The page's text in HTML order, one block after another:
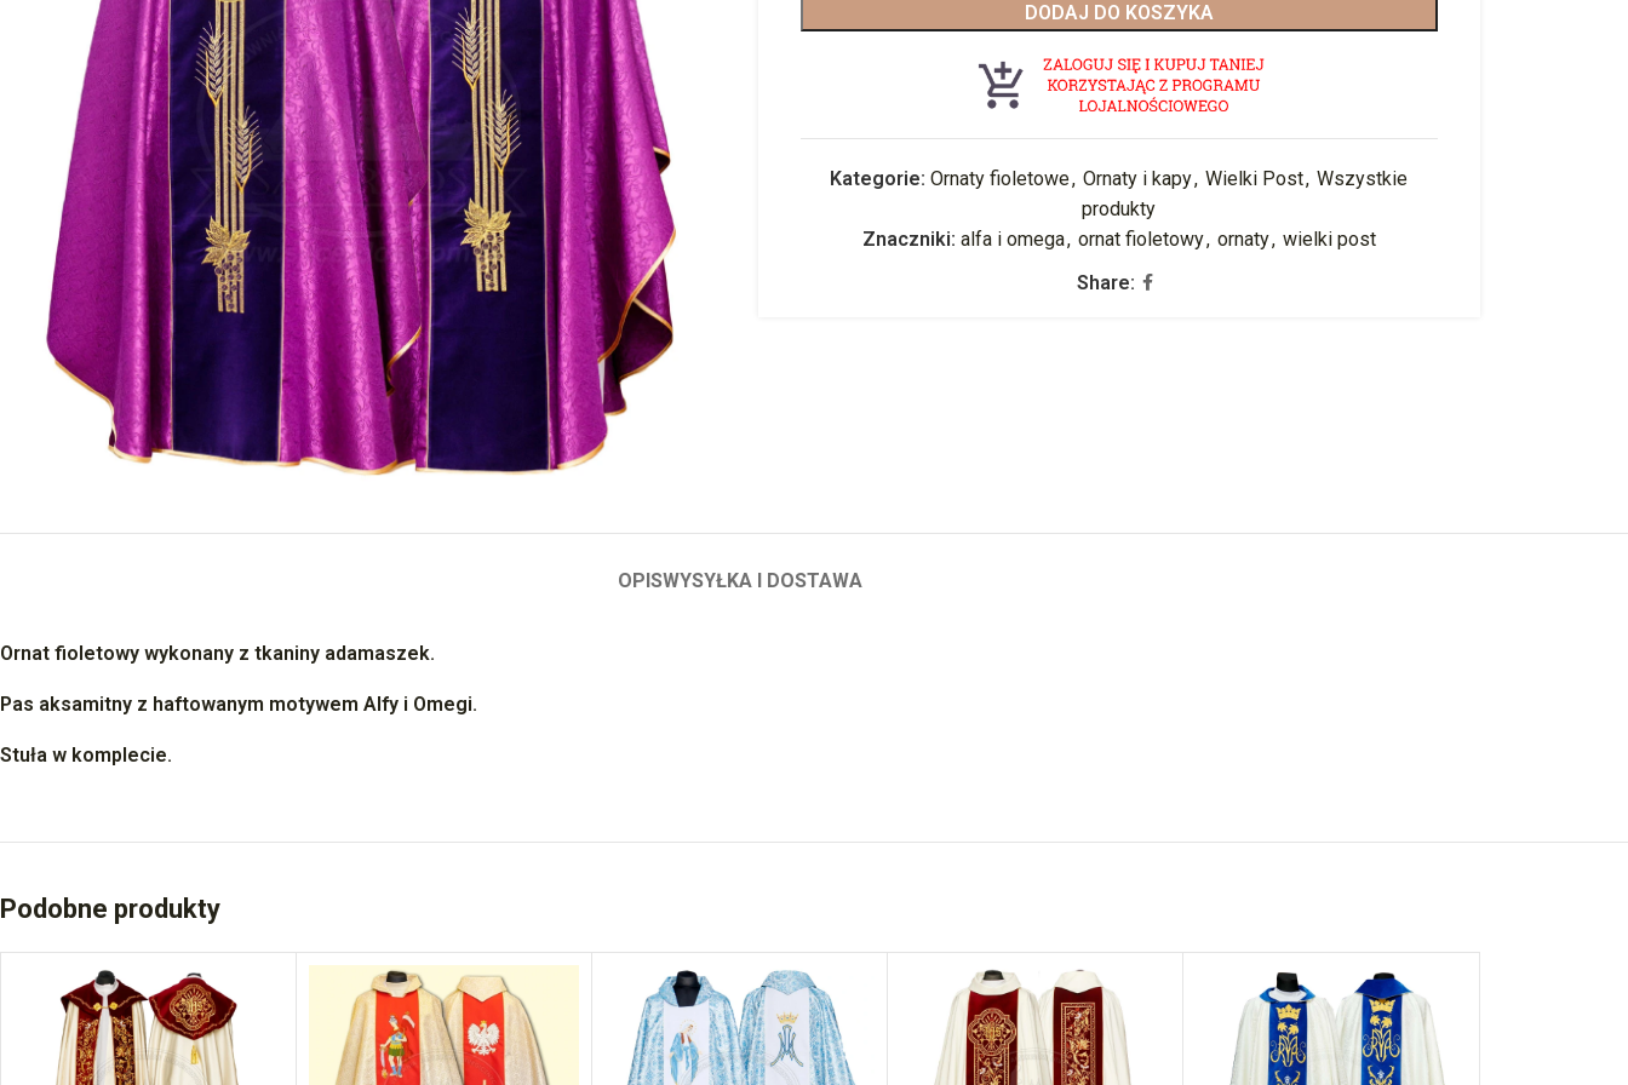
DODAJ DO KOSZYKA
Kategorie: Ornaty fioletowe, Ornaty i kapy, Wielki Post, Wszystkie
produkty
Znaczniki: alfa i omega, ornat fioletowy, ornaty, wielki post
Share:
OPISWYSYŁKA I DOSTAWA
Ornat fioletowy wykonany z tkaniny adamaszek.
Pas aksamitny z haftowanym motywem Alfy i Omegi.
Stuła w komplecie.
Podobne produkty